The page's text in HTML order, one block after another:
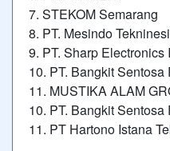
7. STEKOM Semarang
8. PT. Mesindo
9. PT. Sharp Electronics
10. PT. Bangkit Sentosa
11. MUSTIKA ALAM
10. PT. Bangkit Sentosa
11. PT Hartono Istana